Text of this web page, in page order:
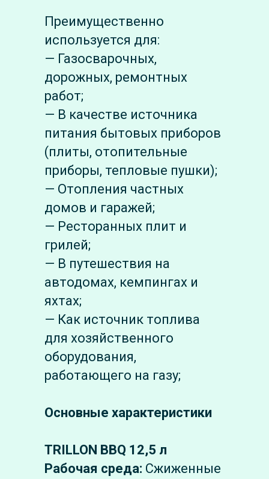
Преимущественно
используется для:
— Газосварочных,
дорожных, ремонтных
работ;
— В качестве источника
питания бытовых приборов
(плиты, отопительные
приборы, тепловые пушки);
— Отопления частных
домов и гаражей;
— Ресторанных плит и
грилей;
— В путешествия на
автодомах, кемпингах и
яхтах;
— Как источник топлива
для хозяйственного
оборудования,
работающего на газу;
Основные характеристики
TRILLON BBQ 12,5 л
Рабочая среда: Сжиженные